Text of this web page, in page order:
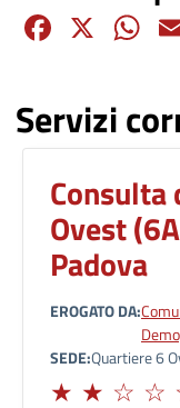
X
Servizi
Consulta
Ovest
Padova
EROGATO DA
SEDEQuartiere 6
Limitato